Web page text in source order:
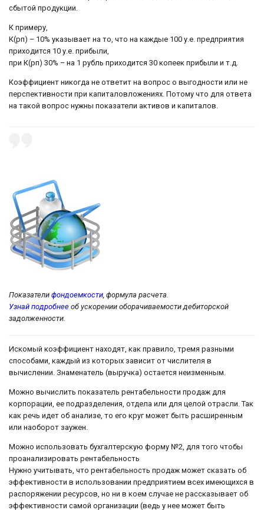
сбытой продукции.
К примеру,
К(рп) – 10% указывает на то, что на каждые 100 у.е. предприятия
приходится 10 у.е. прибыли,
при К(рп) 30% – на 1 рубль приходится 30 копеек прибыли и т.д.
Коэффициент никогда не ответит на вопрос о выгодности или не
перспективности при капиталовложениях. Потому что для ответа
на такой вопрос нужны показатели активов и капиталов.
Показатели фондоемкости, формула расчета.
Узнай подробнее об ускорении оборачиваемости дебиторской
задолженности.
Искомый коэффициент находят, как правило, тремя разными
способами, каждый из которых зависит от числителя в
вычислении. Знаменатель (выручка) остается неизменным.
Можно вычислить показатель рентабельности продаж для
корпорации, ее подразделения, отдела или для целой отрасли. Так
как речь идет об анализе, то его круг может быть расширенным
или наоборот заужен.
Можно использовать бухгалтерскую форму №2, для того чтобы
проанализировать рентабельность
Нужно учитывать, что рентабельность продаж может сказать об
эффективности в использовании предприятием всех имеющихся в
распоряжении ресурсов, но ни в коем случае не рассказывает об
эффективности самой организации (ведь у нее может быть